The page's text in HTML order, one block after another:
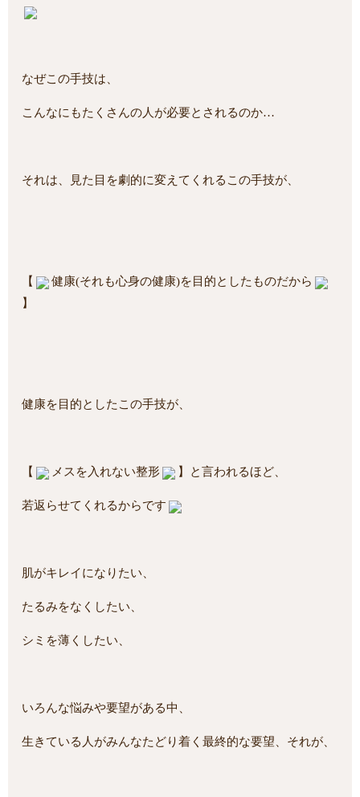
なぜこの手技は、
こんなにもたくさんの人が必要とされるのか…
それは、見た目を劇的に変えてくれるこの手技が、
【
健康(それも心身の健康)を目的としたものだから
】
健康を目的としたこの手技が、
【 メスを入れない整形 】と言われるほど、
若返らせてくれるからです
肌がキレイになりたい、
たるみをなくしたい、
シミを薄くしたい、
いろんな悩みや要望がある中、
生きている人がみんなたどり着く最終的な要望、それが、